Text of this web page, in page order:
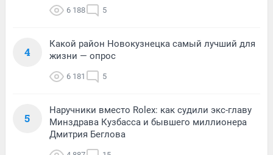
6 188 5
4
Какой район Новокузнецка самый лучший для
жизни — опрос
6 181 5
5
Наручники вместо Rolex: как судили экс-главу
Минздрава Кузбасса и бывшего миллионера
Дмитрия Беглова